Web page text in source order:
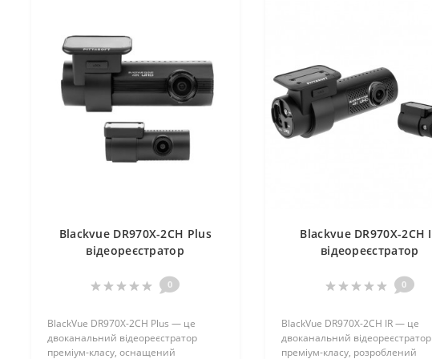
Blackvue DR970X-2CH Plus
відеореєстратор
0
BlackVue DR970X-2CH Plus — це
двоканальний відеореєстратор
преміум-класу, оснащений
Blackvue DR970X-2CH
відеореєстратор
0
BlackVue DR970X-2CH IR — це
двоканальний відеореєстратор
преміум-класу, розроблений